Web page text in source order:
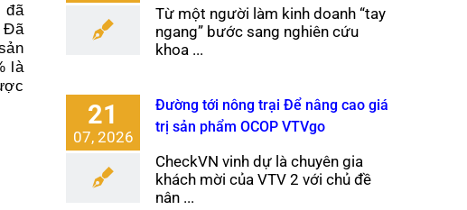
đã
Đã
là
Từ một người làm kinh doanh “tay
ngang” bước sang nghiên cứu
khoa ...
21
07, 2026
Đường tới nông trại Để nâng cao giá
trị sản phẩm OCOP VTVgo
CheckVN vinh dự là chuyên gia
khách mời của VTV 2 với chủ đề
nân ...